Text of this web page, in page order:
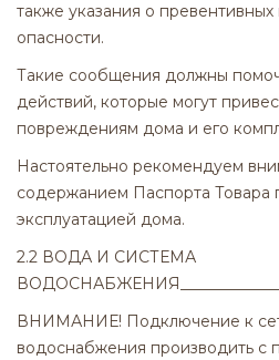
также указания о
опасности.
Такие сообщения должны
действий, которые могут
повреждениям дома и его
Настоятельно рекомендуем
содержанием Паспорта Товара
эксплуатацией дома.
2.2 ВОДА И СИСТЕМА
ВНИМАНИЕ! Подключение к
водоснабжения производить с